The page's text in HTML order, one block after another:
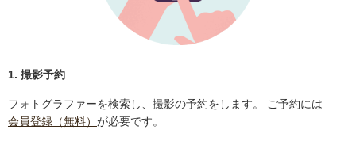
1. 撮影予約
フォトグラファーを検索し、撮影の予約をします。 ご予約には
会員登録（無料） が必要です。